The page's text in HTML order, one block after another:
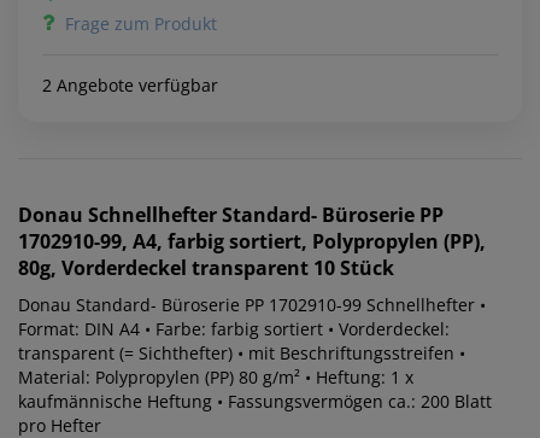
Frage zum Produkt
2 Angebote verfügbar
Donau Schnellhefter Standard- Büroserie PP
1702910-99, A4, farbig sortiert, Polypropylen (PP),
80g, Vorderdeckel transparent 10 Stück
Donau Standard- Büroserie PP 1702910-99 Schnellhefter •
Format: DIN A4 • Farbe: farbig sortiert • Vorderdeckel:
transparent (= Sichthefter) • mit Beschriftungsstreifen •
Material: Polypropylen (PP) 80 g/m² • Heftung: 1 x
kaufmännische Heftung • Fassungsvermögen ca.: 200 Blatt
pro Hefter